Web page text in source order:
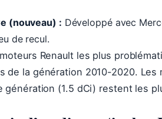
(nouveau) : Développé avec
de recul.
Renault les plus
de la génération 2010-2020.
génération (1.5 dCi) restent les